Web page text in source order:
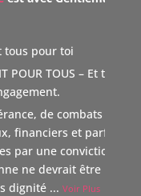
tous pour toi
TOUS – Et tous
de combats
financiers et parfois
par une conviction
ne devrait être laissé
dignité ... Voir Plus